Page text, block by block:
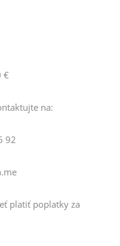
€
na:
92
platiť poplatky za